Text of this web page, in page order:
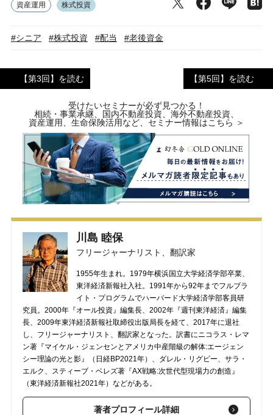
資産運用 株式投資
#シニア #株式投資 #配当 #老後資金
【第3回】を読む 【第5回】を読む
受けたいセミナーが必ず見つかる！
相続・事業承継、国内不動産投資、海外不動産投資、
資産運用、生命保険活用など、セミナー情報はこちら ＞
川島 睦保
フリージャーナリスト、翻訳家
1955年生まれ。1979年横浜国立大学経済学部卒業、
東洋経済新報社入社。1991年から92年までフルブラ
イト・プログラムでハーバード大学経済学部客員研
究員。2000年『オール投資』編集長、2002年『週刊東洋経済』編集
長、2009年東洋経済新報社取締役出版局長を経て、2017年に退社
し、フリージャーナリスト、翻訳家となった。訳書にニコラス・レマ
ン著『マイケル・ジェンセンとアメリカ中産階級の解体:エージェン
シー理論の光と影』（日経BP2021年）、ダレル・リグビー、サラ・
エルク、スティーブ・ベレズ著『AX戦略:次世代型現場力の創造』
（東洋経済新報社2021年）などがある。
著者プロフィール詳細